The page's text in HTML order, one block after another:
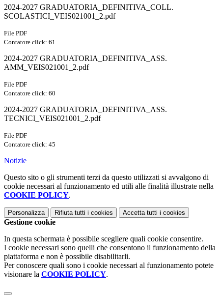
2024-2027 GRADUATORIA_DEFINITIVA_COLL.
SCOLASTICI_VEIS021001_2.pdf
File PDF
Contatore click: 61
2024-2027 GRADUATORIA_DEFINITIVA_ASS.
AMM_VEIS021001_2.pdf
File PDF
Contatore click: 60
2024-2027 GRADUATORIA_DEFINITIVA_ASS.
TECNICI_VEIS021001_2.pdf
File PDF
Contatore click: 45
Notizie
Questo sito o gli strumenti terzi da questo utilizzati si avvalgono di
cookie necessari al funzionamento ed utili alle finalità illustrate nella
COOKIE POLICY.
Personalizza Rifiuta tutti i cookies Accetta tutti i cookies
Gestione cookie
In questa schermata è possibile scegliere quali cookie consentire.
I cookie necessari sono quelli che consentono il funzionamento della
piattaforma e non è possibile disabilitarli.
Per conoscere quali sono i cookie necessari al funzionamento potete
visionare la COOKIE POLICY.